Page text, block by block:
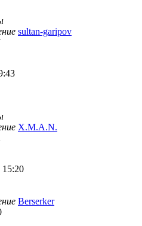
sultan-garipov
X.M.A.N.
15:20
Berserker